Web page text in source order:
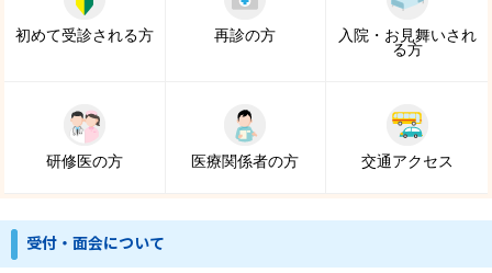
初めて受診される方 再診の方
入院・お見舞いされ
る方
研修医の方 医療関係者の方 交通アクセス
受付・面会について